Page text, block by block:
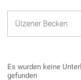
Es wurden keine
gefunden